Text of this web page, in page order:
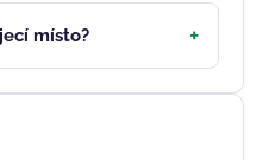
místo?